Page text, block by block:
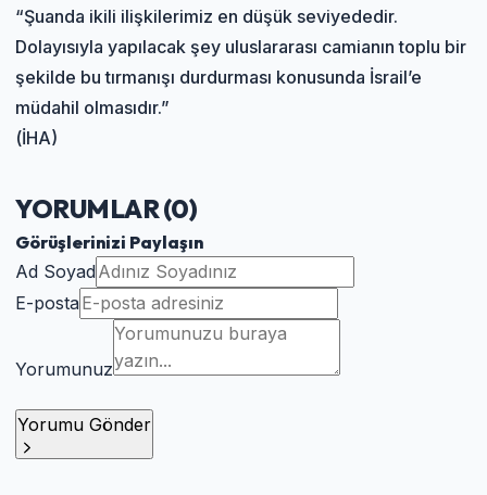
“Şuanda ikili ilişkilerimiz en düşük seviyededir.
Dolayısıyla yapılacak şey uluslararası camianın toplu bir
şekilde bu tırmanışı durdurması konusunda İsrail’e
müdahil olmasıdır.”
(İHA)
YORUMLAR (0)
Görüşlerinizi Paylaşın
Ad Soyad
E-posta
Yorumunuz
Yorumu Gönder